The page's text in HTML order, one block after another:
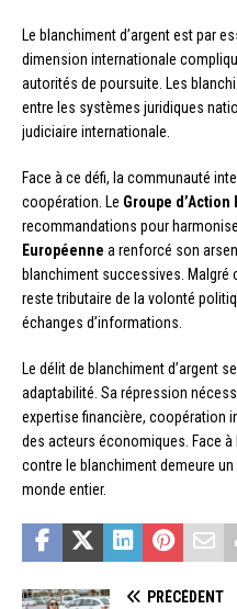
Le blanchiment d’argent est par
dimension internationale
autorités de poursuite. Les
entre les systèmes juridiques
judiciaire internationale.
Face à ce défi, la communauté
coopération. Le Groupe
recommandations pour
Européenne a renforcé son
blanchiment successives.
reste tributaire de la volonté
échanges d’informations.
Le délit de blanchiment d’argent
adaptabilité. Sa répression
expertise financière, coopération
des acteurs économiques. Face
contre le blanchiment demeure
monde entier.
PRÉCÉDENT